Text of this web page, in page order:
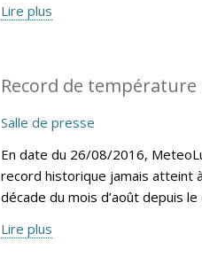
Lire plus
Record de
Salle de presse
En date du 26/08/2016,
record historique jamais atteint
décade du mois d’août depuis
Lire plus